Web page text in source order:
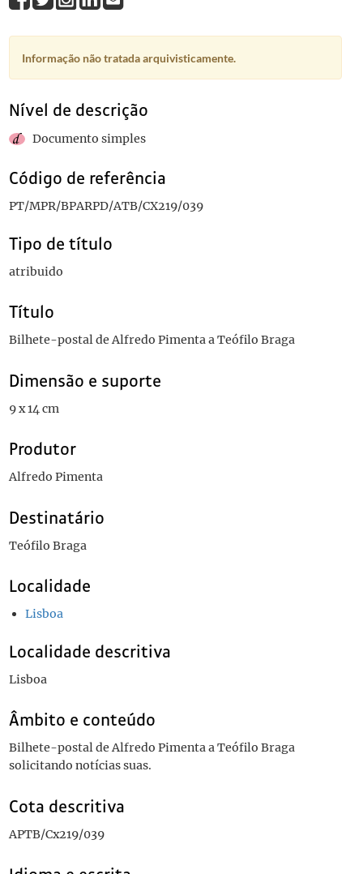
Informação não tratada arquivisticamente.
Nível de descrição
Documento simples
Código de referência
PT/MPR/BPARPD/ATB/CX219/039
Tipo de título
atribuido
Título
Bilhete-postal de Alfredo Pimenta a Teófilo Braga
Dimensão e suporte
9 x 14 cm
Produtor
Alfredo Pimenta
Destinatário
Teófilo Braga
Localidade
Lisboa
Localidade descritiva
Lisboa
Âmbito e conteúdo
Bilhete-postal de Alfredo Pimenta a Teófilo Braga
solicitando notícias suas.
Cota descritiva
APTB/Cx219/039